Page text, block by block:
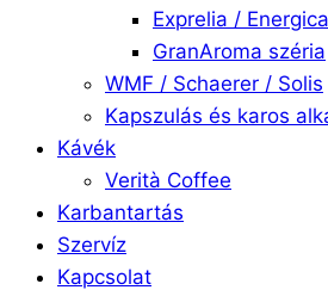
Exprelia /
GranAroma széria
WMF / Schaerer / Solis
Kapszulás és karos
Kávék
Verità Coffee
Karbantartás
Szervíz
Kapcsolat